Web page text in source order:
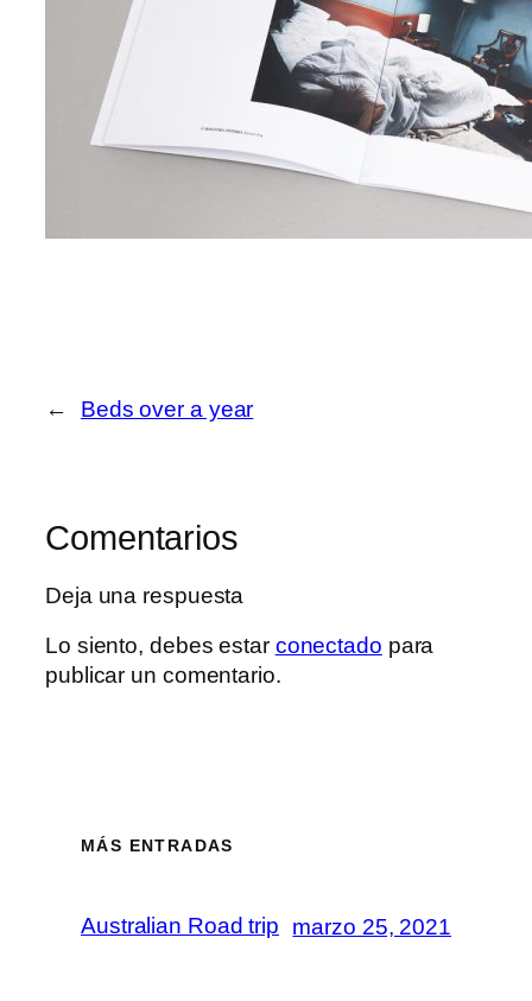
← Beds over a year
Comentarios
Deja una respuesta
Lo siento, debes estar conectado para
publicar un comentario.
MÁS ENTRADAS
Australian Road trip marzo 25, 2021